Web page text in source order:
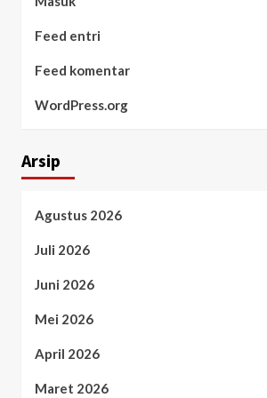
Feed entri
Feed komentar
WordPress.org
Arsip
Agustus 2026
Juli 2026
Juni 2026
Mei 2026
April 2026
Maret 2026